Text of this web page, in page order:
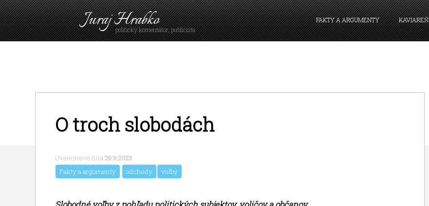
Juraj Hrabko
politický komentátor, publicista
FAKTY A ARGUMENTY KAVIAREŇ
O troch slobodách
Uverejnené dňa29.9.2023
Fakty a argumenty
odchody voľby